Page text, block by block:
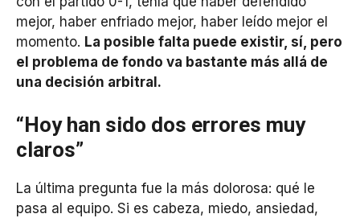
mejor, haber enfriado mejor, haber leído mejor el
momento. La posible falta puede existir, sí, pero
el problema de fondo va bastante más allá de
una decisión arbitral.
“Hoy han sido dos errores muy
claros”
La última pregunta fue la más dolorosa: qué le
pasa al equipo. Si es cabeza, miedo, ansiedad,